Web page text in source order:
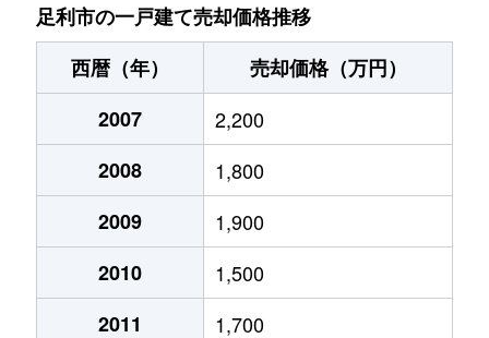
大月町
550万円
足利
大沼田町
30万円
あしかがフラワーパ
大橋町
大橋町
2,100万円
大前町
1,300万円
足利市の一戸建て売却価格推移
西暦（年）
売却価格（万円）
2007
2,200
2008
1,800
2009
1,900
2010
1,500
2011
1,700